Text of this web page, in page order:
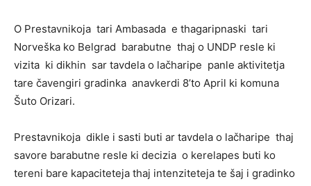
O Prestavnikoja tari Ambasada e thagaripnaski tari
Norveška ko Belgrad barabutne thaj o UNDP resle ki
vizita ki dikhin sar tavdela o lačharipe panle aktivitetja
tare čavengiri gradinka anavkerdi 8’to April ki komuna
Šuto Orizari.
Prestavnikoja dikle i sasti buti ar tavdela o lačharipe thaj
savore barabutne resle ki decizia o kerelapes buti ko
tereni bare kapaciteteja thaj intenziteteja te šaj i gradinko